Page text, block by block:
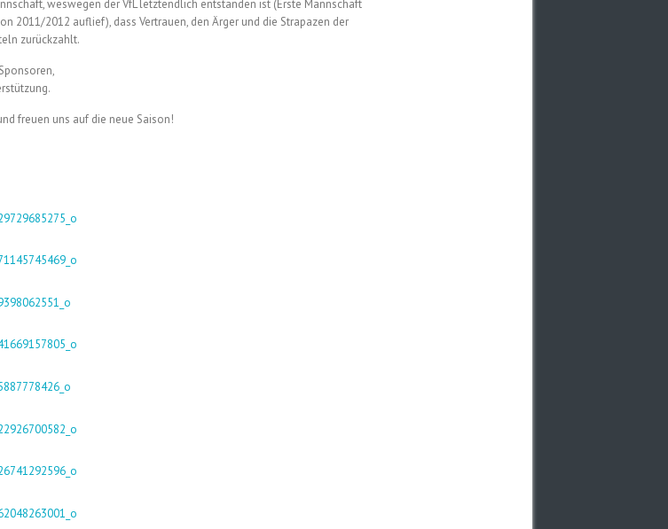
weswegen der VfL letztendlich entstanden ist (Erste Mannschaft
2011/2012 auflief), dass Vertrauen, den Ärger und die Strapazen der
zurückzahlt.
freuen uns auf die neue Saison!